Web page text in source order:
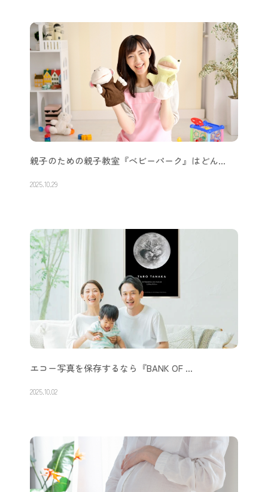
親子のための親子教室『ベビーパーク』はどん…
2025.10.29
エコー写真を保存するなら『BANK OF …
2025.10.02